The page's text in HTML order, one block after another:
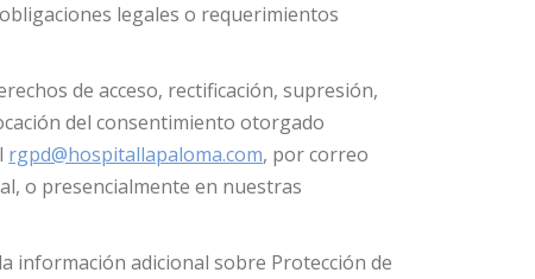
legales o requerimientos
de acceso, rectificación, supresión,
del consentimiento otorgado
rgpd@hospitallapaloma.com, por correo
o presencialmente en nuestras
información adicional sobre Protección de